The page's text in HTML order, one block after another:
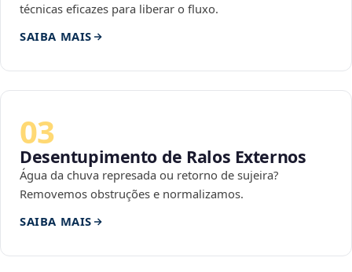
técnicas eficazes para liberar o fluxo.
SAIBA MAIS
03
Desentupimento de Ralos Externos
Água da chuva represada ou retorno de sujeira?
Removemos obstruções e normalizamos.
SAIBA MAIS